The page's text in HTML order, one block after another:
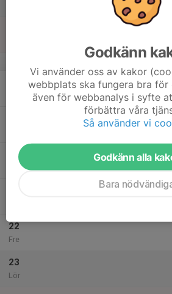
20
Ons
22
Fre
23
Lör
Godkänn
Vi använder oss av kakor
webbplats ska fungera bra för
även för webbanalys i syfte
förbättra våra
Så använder vi
Godkänn alla
Bara